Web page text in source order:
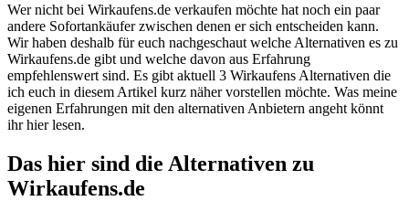
Wer nicht bei Wirkaufens.de verkaufen möchte hat noch ein paar
andere Sofortankäufer zwischen denen er sich entscheiden kann.
Wir haben deshalb für euch nachgeschaut welche Alternativen es zu
Wirkaufens.de gibt und welche davon aus Erfahrung
empfehlenswert sind. Es gibt aktuell 3 Wirkaufens Alternativen die
ich euch in diesem Artikel kurz näher vorstellen möchte. Was meine
eigenen Erfahrungen mit den alternativen Anbietern angeht könnt
ihr hier lesen.
Das hier sind die Alternativen zu
Wirkaufens.de